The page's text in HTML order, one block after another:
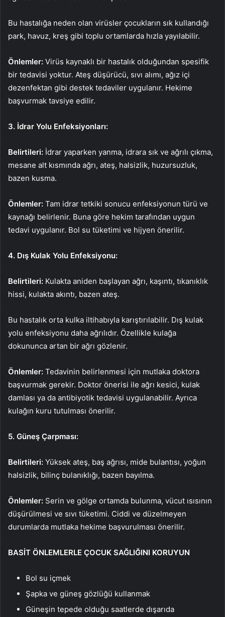
Bu hastalığa neden olan virüsler çocukların sık kullandığı
park, havuz, kreş gibi toplu ortamlarda hızla yayılabilir.
Önlemler: Virüs kaynaklı bir hastalık olduğundan spesifik
bir tedavisi yoktur. Ateş düşürücü, sıvı alımı, ağız içi
dezenfektan gibi destek tedaviler uygulanır. Hekime
başvurmak tavsiye edilir.
3. İdrar Yolu Enfeksiyonları:
Belirtileri: İdrar yaparken yanma, idrara sık ve ağrılı çıkma,
mesane alt kısmında ağrı, ateş, halsizlik, huzursuzluk,
bazen kusma.
Önlemler: Tam idrar tetkiki sonucu enfeksiyonun türü ve
kaynağı belirlenir. Buna göre hekim tarafından uygun
tedavi uygulanır. Bol su tüketimi ve hijyen önerilir.
4. Dış Kulak Yolu Enfeksiyonu:
Belirtileri: Kulakta aniden başlayan ağrı, kaşıntı, tıkanıklık
hissi, kulakta akıntı, bazen ateş.
Bu hastalık orta kulka iltihabıyla karıştırılabilir. Dış kulak
yolu enfeksiyonu daha ağrılıdır. Özellikle kulağa
dokununca artan bir ağrı gözlenir.
Önlemler: Tedavinin belirlenmesi için mutlaka doktora
başvurmak gerekir. Doktor önerisi ile ağrı kesici, kulak
damlası ya da antibiyotik tedavisi uygulanabilir. Ayrıca
kulağın kuru tutulması önerilir.
5. Güneş Çarpması:
Belirtileri: Yüksek ateş, baş ağrısı, mide bulantısı, yoğun
halsizlik, bilinç bulanıklığı, bazen bayılma.
Önlemler: Serin ve gölge ortamda bulunma, vücut ısısının
düşürülmesi ve sıvı tüketimi. Ciddi ve düzelmeyen
durumlarda mutlaka hekime başvurulması önerilir.
BASİT ÖNLEMLERLE ÇOCUK SAĞLIĞINI KORUYUN
Bol su içmek
Şapka ve güneş gözlüğü kullanmak
Güneşin tepede olduğu saatlerde dışarıda